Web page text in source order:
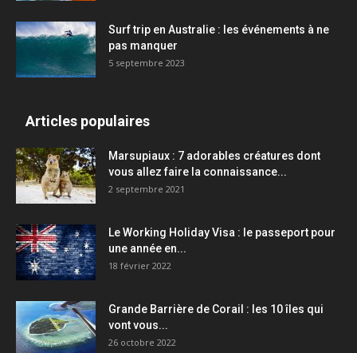
Surf trip en Australie : les événements à ne
pas manquer
5 septembre 2023
Articles populaires
Marsupiaux : 7 adorables créatures dont
vous allez faire la connaissance...
2 septembre 2021
Le Working Holiday Visa : le passeport pour
une année en...
18 février 2022
Grande Barrière de Corail : les 10 îles qui
vont vous...
26 octobre 2022